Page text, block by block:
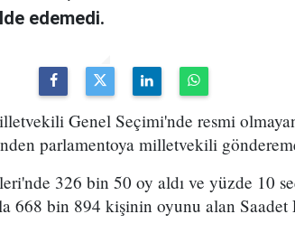
edemedi.
Genel Seçimi'nde resmi
parlamentoya milletvekili
326 bin 50 oy aldı ve yüzde 10
668 bin 894 kişinin oyunu alan Saadet